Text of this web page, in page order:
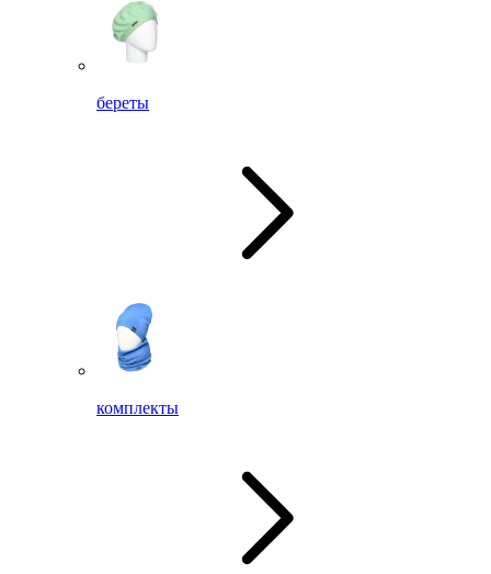
береты
комплекты